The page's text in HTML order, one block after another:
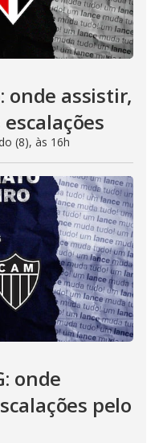
onde assistir,
(8), às 16h
onde
pelo